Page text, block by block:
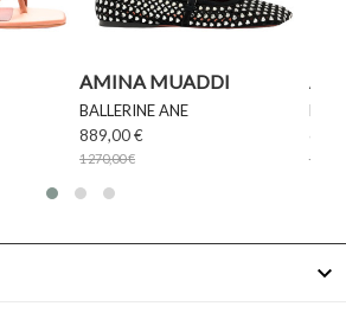
AMINA MUADDI
BALLERINE ANE
889,00 €
1 270,00 €
